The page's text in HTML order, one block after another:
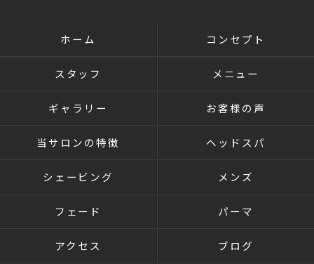
ホーム コンセプト
スタッフ メニュー
ギャラリー お客様の声
当サロンの特徴 ヘッドスパ
シェービング メンズ
フェード パーマ
アクセス ブログ